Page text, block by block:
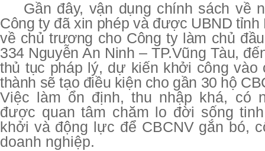
Gần đây, vận dụng chính sách về
Công ty đã xin phép và được UBND
về chủ trương cho Công ty làm chủ
334 Nguyễn An Ninh – TP.Vũng Tàu,
thủ tục pháp lý, dự kiến khởi công vào
thành sẽ tạo điều kiện cho gần 30 hộ
Việc làm ổn định, thu nhập khá, có
được quan tâm chăm lo đời sống
khởi và động lực để CBCNV gắn bó,
doanh nghiệp.